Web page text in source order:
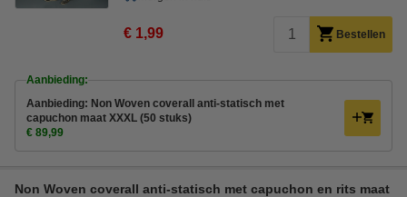
€ 1,99 Bestellen
Aanbieding:
Aanbieding: Non Woven coverall anti-statisch met
capuchon maat XXXL (50 stuks)
€ 89,99
Non Woven coverall anti-statisch met capuchon en rits maat